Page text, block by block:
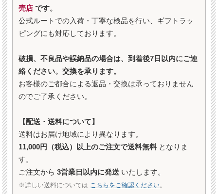
売店 です。
公式ルートでの入荷・丁寧な検品を行い、ギフトラッ
ピングにも対応しております。
破損、不良品や誤納品の場合は、到着後7日以内にご連
絡ください。交換を承ります。
お客様のご都合による返品・交換は承っておりません
のでご了承ください。
【配送・送料について】
送料はお届け地域により異なります。
11,000円（税込）以上のご注文で送料無料 となりま
す。
ご注文から 3営業日以内に発送 いたします。
※詳しい送料については こちらをご確認ください。